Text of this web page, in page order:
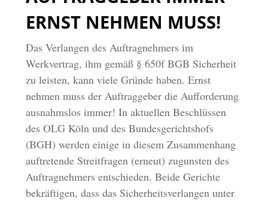
ERNST NEHMEN MUSS!
Das Verlangen des Auftragnehmers im
Werkvertrag, ihm gemäß § 650f BGB Sicherheit
zu leisten, kann viele Gründe haben. Ernst
nehmen muss der Auftraggeber die Aufforderung
ausnahmslos immer! In aktuellen Beschlüssen
des OLG Köln und des Bundesgerichtshofs
(BGH) werden einige in diesem Zusammenhang
auftretende Streitfragen (erneut) zugunsten des
Auftragnehmers entschieden. Beide Gerichte
bekräftigen, dass das Sicherheitsverlangen unter